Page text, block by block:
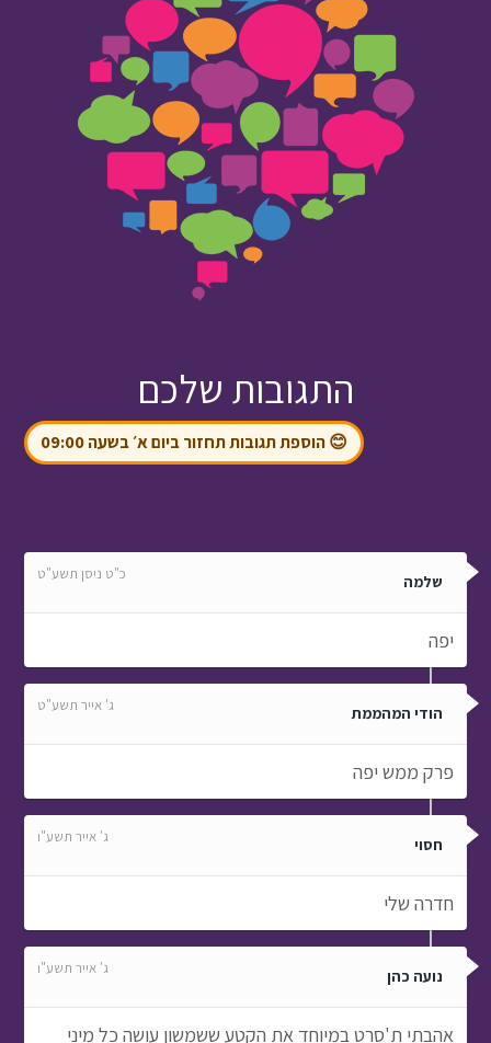
התגובות שלכם
😊 הוספת תגובות תחזור ביום א׳ בשעה 09:00
שלמה כ"ט ניסן תשע"ט
יפה
הודי המהממת ג' אייר תשע"ט
פרק ממש יפה
חסוי ג' אייר תשע"ו
חדרה שלי
נועה כהן ג' אייר תשע"ו
אהבתי ת'סרט במיוחד את הקטע ששמשון עושה כל מיני